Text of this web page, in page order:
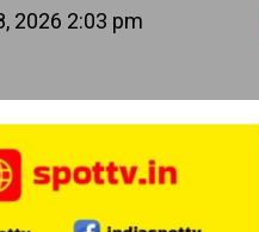
2026 2:03 pm